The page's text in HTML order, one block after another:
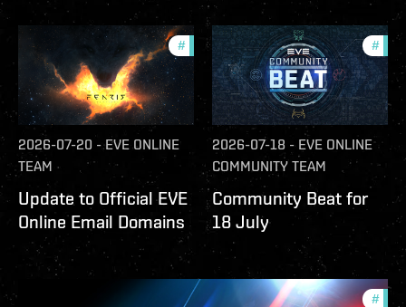
# community
2026-07-20 -EVE ONLINE
TEAM
Update to Official EVE
Online Email Domains
#
2026-07-18 - EVE ONLINE
COMMUNITY TEAM
Community Beat for
18 July
#